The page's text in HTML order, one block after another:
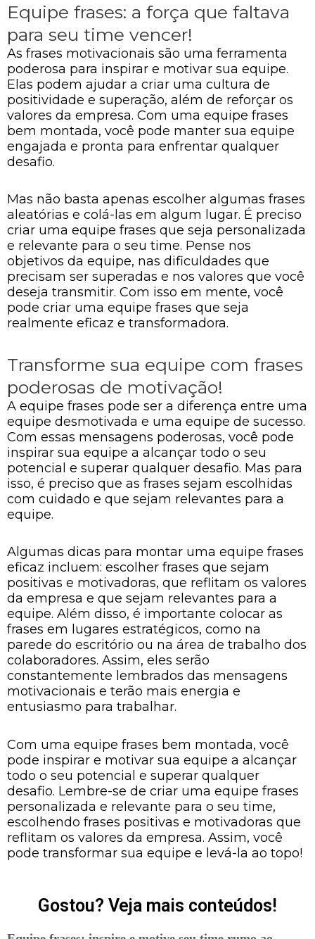
Equipe frases: a força que faltava
para seu time vencer!
As frases motivacionais são uma ferramenta
poderosa para inspirar e motivar sua equipe.
Elas podem ajudar a criar uma cultura de
positividade e superação, além de reforçar os
valores da empresa. Com uma equipe frases
bem montada, você pode manter sua equipe
engajada e pronta para enfrentar qualquer
desafio.
Mas não basta apenas escolher algumas frases
aleatórias e colá-las em algum lugar. É preciso
criar uma equipe frases que seja personalizada
e relevante para o seu time. Pense nos
objetivos da equipe, nas dificuldades que
precisam ser superadas e nos valores que você
deseja transmitir. Com isso em mente, você
pode criar uma equipe frases que seja
realmente eficaz e transformadora.
Transforme sua equipe com frases
poderosas de motivação!
A equipe frases pode ser a diferença entre uma
equipe desmotivada e uma equipe de sucesso.
Com essas mensagens poderosas, você pode
inspirar sua equipe a alcançar todo o seu
potencial e superar qualquer desafio. Mas para
isso, é preciso que as frases sejam escolhidas
com cuidado e que sejam relevantes para a
equipe.
Algumas dicas para montar uma equipe frases
eficaz incluem: escolher frases que sejam
positivas e motivadoras, que reflitam os valores
da empresa e que sejam relevantes para a
equipe. Além disso, é importante colocar as
frases em lugares estratégicos, como na
parede do escritório ou na área de trabalho dos
colaboradores. Assim, eles serão
constantemente lembrados das mensagens
motivacionais e terão mais energia e
entusiasmo para trabalhar.
Com uma equipe frases bem montada, você
pode inspirar e motivar sua equipe a alcançar
todo o seu potencial e superar qualquer
desafio. Lembre-se de criar uma equipe frases
personalizada e relevante para o seu time,
escolhendo frases positivas e motivadoras que
reflitam os valores da empresa. Assim, você
pode transformar sua equipe e levá-la ao topo!
Gostou? Veja mais conteúdos!